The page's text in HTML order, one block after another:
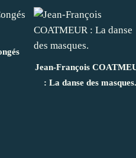
Jean-François
: La danse des masques.